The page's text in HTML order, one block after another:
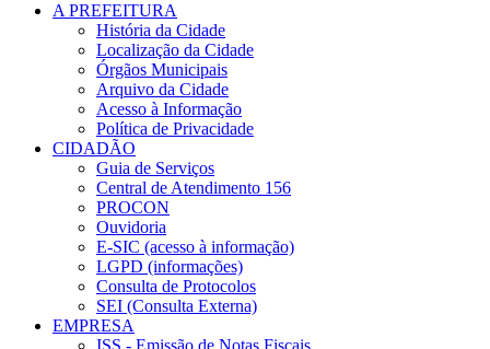
A PREFEITURA
História da Cidade
Localização da Cidade
Órgãos Municipais
Arquivo da Cidade
Acesso à Informação
Política de Privacidade
CIDADÃO
Guia de Serviços
Central de Atendimento 156
PROCON
Ouvidoria
E-SIC (acesso à informação)
LGPD (informações)
Consulta de Protocolos
SEI (Consulta Externa)
EMPRESA